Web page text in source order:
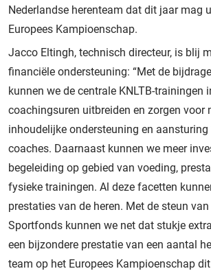
Nederlandse herenteam dat dit jaar mag
Europees Kampioenschap.
Jacco Eltingh, technisch directeur, is blij
financiële ondersteuning: “Met de
kunnen we de centrale KNLTB-trainingen
coachingsuren uitbreiden en zorgen voor
inhoudelijke ondersteuning en aansturing
coaches. Daarnaast kunnen we meer
begeleiding op gebied van voeding,
fysieke trainingen. Al deze facetten
prestaties van de heren. Met de steun van
Sportfonds kunnen we net dat stukje
een bijzondere prestatie van een aantal
team op het Europees Kampioenschap